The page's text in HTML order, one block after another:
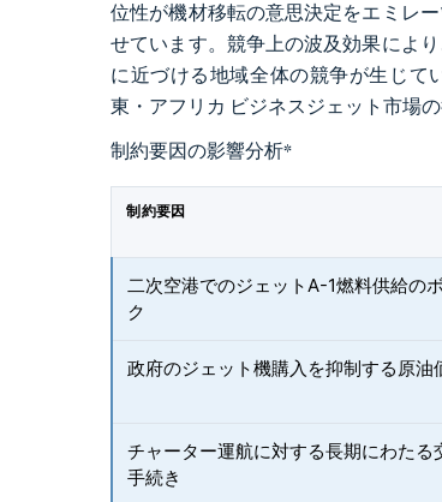
位性が機材移転の意思決定をエミレ
せています。競争上の波及効果によ
に近づける地域全体の競争が生じて
東・アフリカ ビジネスジェット市場
制約要因の影響分析*
制約要因
二次空港でのジェットA-1燃料供給の
ク
政府のジェット機購入を抑制する原油
チャーター運航に対する長期にわたる
手続き